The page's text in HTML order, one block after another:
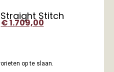
Stitch
€1.709,00
op te slaan.